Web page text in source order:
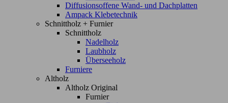
Diffusionsoffene Wand- und Dachplatten
Ampack Klebetechnik
Schnittholz + Furnier
Schnittholz
Nadelholz
Laubholz
Überseeholz
Furniere
Altholz
Altholz Original
Furnier